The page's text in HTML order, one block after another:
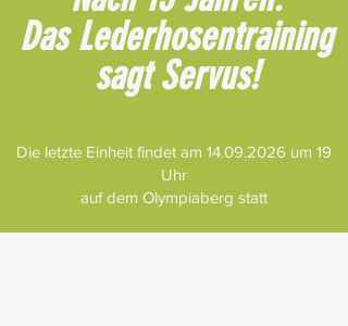
Das Lederhosentraining
sagt Servus!
Die letzte Einheit findet am 14.09.2026 um 19
Uhr
auf dem Olympiaberg statt